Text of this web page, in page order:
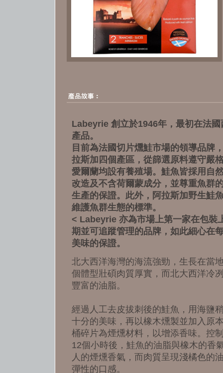
Labeyrie 創立於1946年，最初在法
產品。
目前為法國切片燻鮭市場的領導品牌
拉斯加四個產區，從篩選原料遵守嚴
愛爾蘭均設有養殖場。鮭魚皆採用自
改造及不含荷爾蒙成分，並尊重魚群
生產的保證。此外，阿拉斯加野生鮭
維護魚群生態的標準。
< Labeyrie 亦為市場上第一家在包裝
期並可追蹤管理的品牌，如此細心在
美味的保證。
北大西洋海灣的海流強勁，生長在當
個體型壯碩肉質厚實，而北大西洋冷
豐富的油脂。
經過人工去皮拔刺後的鮭魚，用海鹽
十分的美味，再以橡木燻製並加入原
桶碎片為煙燻材料，以增添香味。控
12個小時後，鮭魚的油脂與橡木的香
人的煙燻香氣，而肉質呈現淺橘色的
彈性的口感。